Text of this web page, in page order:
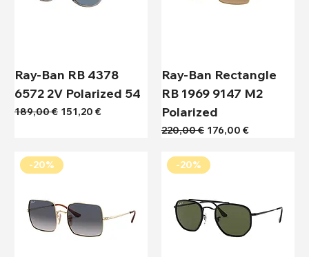
Ray-Ban RB 4378
6572 2V Polarized 54
Κανονική τιμή
189,00 € Τιμή Έκπτωσης
151,20 €
Ray-Ban Rectangle
RB 1969 9147 M2
Polarized
Κανονική τιμή
220,00 € Τιμή Έκπτωσης
176,00 €
-20% -20%